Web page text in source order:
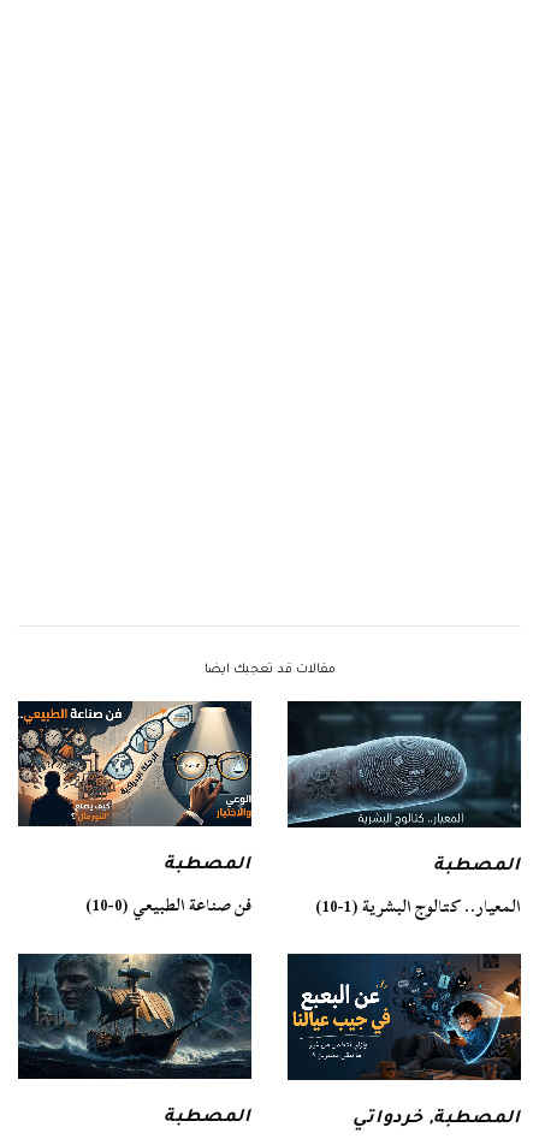
مقالات قد تعجبك ايضا
المصطبة
المعيار.. كتالوج البشرية (1-10)
المصطبة
فن صناعة الطبيعي (0-10)
المصطبة,خردواتي المصطبة